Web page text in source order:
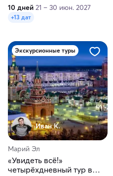
10 дней 21 – 30 июн. 2027
+13 дат
Экскурсионные туры
Иван К.
Марий Эл
«Увидеть всё!»
четырёхдневный тур в